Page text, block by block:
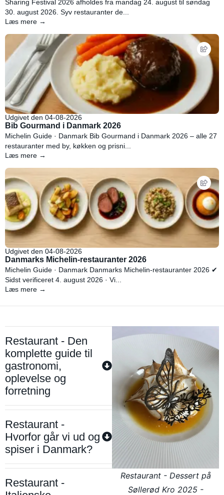
Sharing Festival 2026 afholdes fra mandag 24. august til søndag
30. august 2026. Syv restauranter de...
Læs mere →
Udgivet den 04-08-2026
Bib Gourmand i Danmark 2026
Michelin Guide · Danmark Bib Gourmand i Danmark 2026 – alle 27
restauranter med by, køkken og prisni...
Læs mere →
Udgivet den 04-08-2026
Danmarks Michelin-restauranter 2026
Michelin Guide · Danmark Danmarks Michelin-restauranter 2026 ✔
Sidst verificeret 4. august 2026 · Vi...
Læs mere →
Restaurant - Den
komplette guide til
gastronomi,
oplevelse og
forretning
Restaurant -
Hvorfor går vi ud og
spiser i Danmark?
Restaurant -
Restaurant - Dessert på
Søllerød Kro 2025 -